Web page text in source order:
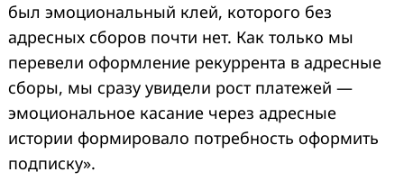
был эмоциональный клей, которого без
адресных сборов почти нет. Как только мы
перевели оформление рекуррента в адресные
сборы, мы сразу увидели рост платежей —
эмоциональное касание через адресные
истории формировало потребность оформить
подписку».